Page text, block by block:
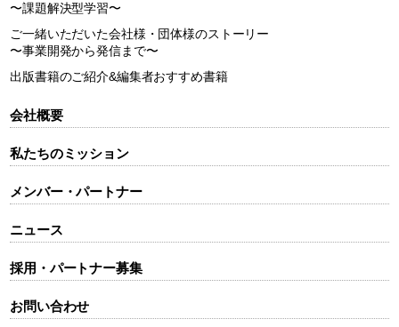
〜課題解決型学習〜
ご一緒いただいた会社様・団体様のストーリー
〜事業開発から発信まで〜
出版書籍のご紹介&編集者おすすめ書籍
会社概要
私たちのミッション
メンバー・パートナー
ニュース
採用・パートナー募集
お問い合わせ